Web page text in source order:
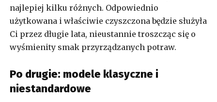
najlepiej kilku różnych. Odpowiednio
użytkowana i właściwie czyszczona będzie służyła
Ci przez długie lata, nieustannie troszcząc się o
wyśmienity smak przyrządzanych potraw.
Po drugie: modele klasyczne i
niestandardowe